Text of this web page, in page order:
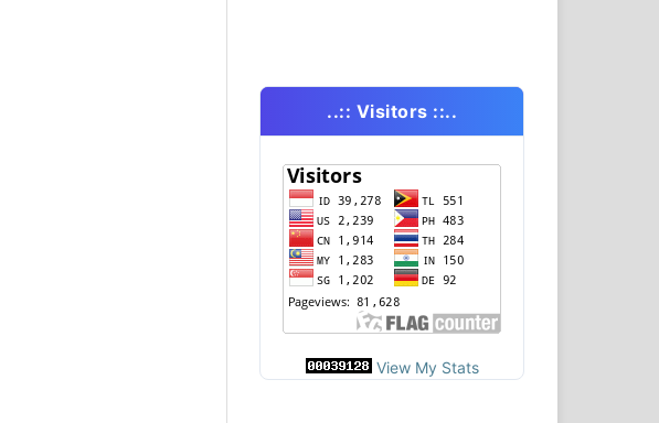
..:: Visitors ::..
View My Stats